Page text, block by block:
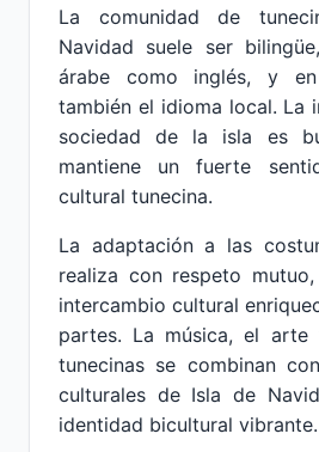
La comunidad de
Navidad suele ser
árabe como inglés, y en
también el idioma local. La
sociedad de la isla es
mantiene un fuerte
cultural tunecina.
La adaptación a las
realiza con respeto
intercambio cultural
partes. La música, el arte
tunecinas se combinan
culturales de Isla de
identidad bicultural vibrante.